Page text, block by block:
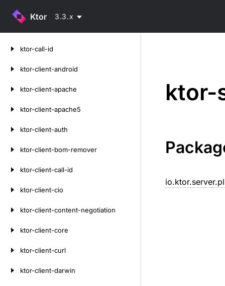
Ktor 3.3.x
ktor-call-id
ktor-client-android
ktor-client-apache
ktor-client-apache5
ktor-client-auth
ktor-client-bom-remover
ktor-client-call-id
ktor-client-cio
ktor-client-content-negotiation
ktor-client-core
ktor-client-curl
ktor-client-darwin
ktor-